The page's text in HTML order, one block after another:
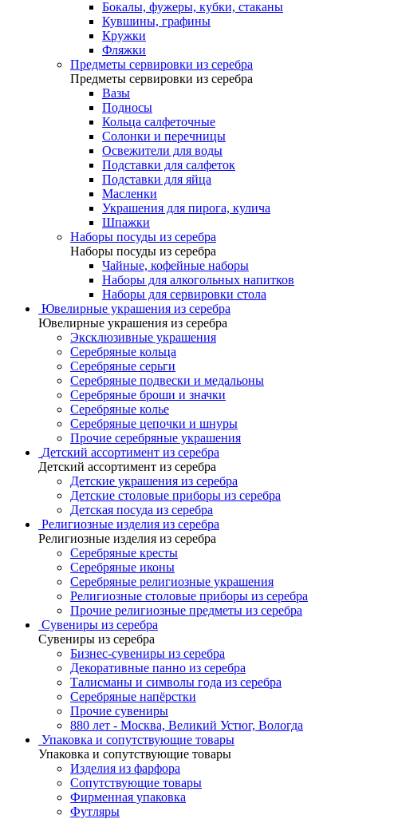
Бокалы, фужеры, кубки, стаканы
Кувшины, графины
Кружки
Фляжки
Предметы сервировки из серебра
Предметы сервировки из серебра
Вазы
Подносы
Кольца салфеточные
Солонки и перечницы
Освежители для воды
Подставки для салфеток
Подставки для яйца
Масленки
Украшения для пирога, кулича
Шпажки
Наборы посуды из серебра
Наборы посуды из серебра
Чайные, кофейные наборы
Наборы для алкогольных напитков
Наборы для сервировки стола
Ювелирные украшения из серебра
Ювелирные украшения из серебра
Эксклюзивные украшения
Серебряные кольца
Серебряные серьги
Серебряные подвески и медальоны
Серебряные броши и значки
Серебряные колье
Серебряные цепочки и шнуры
Прочие серебряные украшения
Детский ассортимент из серебра
Детский ассортимент из серебра
Детские украшения из серебра
Детские столовые приборы из серебра
Детская посуда из серебра
Религиозные изделия из серебра
Религиозные изделия из серебра
Серебряные кресты
Серебряные иконы
Серебряные религиозные украшения
Религиозные столовые приборы из серебра
Прочие религиозные предметы из серебра
Сувениры из серебра
Сувениры из серебра
Бизнес-сувениры из серебра
Декоративные панно из серебра
Талисманы и символы года из серебра
Серебряные напёрстки
Прочие сувениры
880 лет - Москва, Великий Устюг, Вологда
Упаковка и сопутствующие товары
Упаковка и сопутствующие товары
Изделия из фарфора
Сопутствующие товары
Фирменная упаковка
Футляры